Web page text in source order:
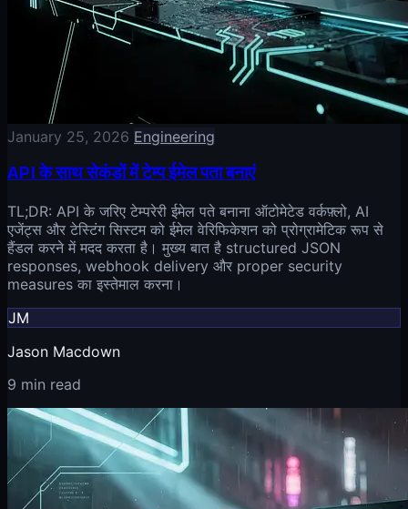
January 25, 2026 Engineering
API के साथ सेकंडों में टेम्प ईमेल पता बनाएं
TL;DR: API के जरिए टेम्परेरी ईमेल पते बनाना ऑटोमेटेड वर्कफ़्लो, AI
एजेंट्स और टेस्टिंग सिस्टम को ईमेल वेरिफिकेशन को प्रोग्रामेटिक रूप से
हैंडल करने में मदद करता है। मुख्य बात है structured JSON
responses, webhook delivery और proper security
measures का इस्तेमाल करना।
JM
Jason Macdown
9 min read